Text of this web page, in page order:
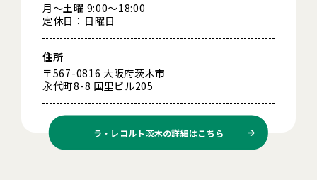
月～土曜 9:00～18:00
定休日：日曜日
住所
〒567-0816 大阪府茨木市
永代町8-8 国里ビル205
ラ・レコルト茨木の詳細はこちら